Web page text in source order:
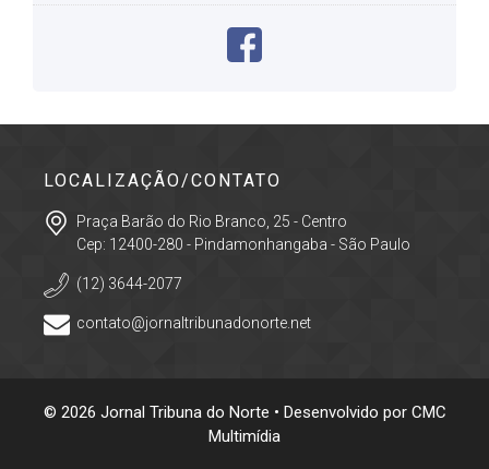
LOCALIZAÇÃO/CONTATO
Praça Barão do Rio Branco, 25 - Centro
Cep: 12400-280 - Pindamonhangaba - São Paulo
(12) 3644-2077
contato@jornaltribunadonorte.net
© 2026 Jornal Tribuna do Norte • Desenvolvido por CMC
Multimídia